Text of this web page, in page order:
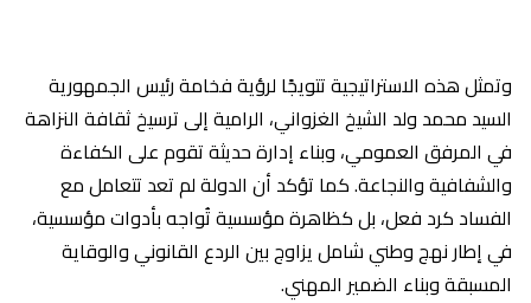
وتمثل هذه الاستراتيجية تتويجًا لرؤية فخامة رئيس الجمهورية
السيد محمد ولد الشيخ الغزواني، الرامية إلى ترسيخ ثقافة النزاهة
في المرفق العمومي، وبناء إدارة حديثة تقوم على الكفاءة
والشفافية والنجاعة. كما تؤكد أن الدولة لم تعد تتعامل مع
الفساد كرد فعل، بل كظاهرة مؤسسية تُواجه بأدوات مؤسسية،
في إطار نهج وطني شامل يزاوج بين الردع القانوني والوقاية
المسبقة وبناء الضمير المهني.